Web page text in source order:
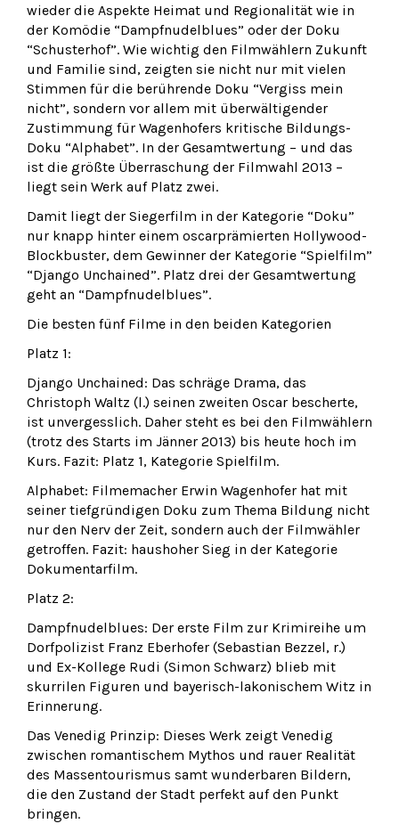
wieder die Aspekte Heimat und Regionalität wie in
der Komödie “Dampfnudelblues” oder der Doku
“Schusterhof”. Wie wichtig den Filmwählern Zukunft
und Familie sind, zeigten sie nicht nur mit vielen
Stimmen für die berührende Doku “Vergiss mein
nicht”, sondern vor allem mit überwältigender
Zustimmung für Wagenhofers kritische Bildungs-
Doku “Alphabet”. In der Gesamtwertung – und das
ist die größte Überraschung der Filmwahl 2013 –
liegt sein Werk auf Platz zwei.
Damit liegt der Siegerfilm in der Kategorie “Doku”
nur knapp hinter einem oscarprämierten Hollywood-
Blockbuster, dem Gewinner der Kategorie “Spielfilm”
“Django Unchained”. Platz drei der Gesamtwertung
geht an “Dampfnudelblues”.
Die besten fünf Filme in den beiden Kategorien
Platz 1:
Django Unchained: Das schräge Drama, das
Christoph Waltz (l.) seinen zweiten Oscar bescherte,
ist unvergesslich. Daher steht es bei den Filmwählern
(trotz des Starts im Jänner 2013) bis heute hoch im
Kurs. Fazit: Platz 1, Kategorie Spielfilm.
Alphabet: Filmemacher Erwin Wagenhofer hat mit
seiner tiefgründigen Doku zum Thema Bildung nicht
nur den Nerv der Zeit, sondern auch der Filmwähler
getroffen. Fazit: haushoher Sieg in der Kategorie
Dokumentarfilm.
Platz 2:
Dampfnudelblues: Der erste Film zur Krimireihe um
Dorfpolizist Franz Eberhofer (Sebastian Bezzel, r.)
und Ex-Kollege Rudi (Simon Schwarz) blieb mit
skurrilen Figuren und bayerisch-lakonischem Witz in
Erinnerung.
Das Venedig Prinzip: Dieses Werk zeigt Venedig
zwischen romantischem Mythos und rauer Realität
des Massentourismus samt wunderbaren Bildern,
die den Zustand der Stadt perfekt auf den Punkt
bringen.